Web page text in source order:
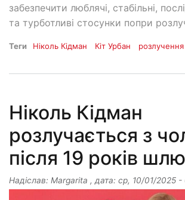
забезпечити люблячі, стабільні,
та турботливі стосунки попри
Теги Ніколь Кідман Кіт Урбан розлучення
Ніколь Кідман
розлучається з
після 19 років
Надіслав: Margarita , дата: ср, 10/01/2025 -